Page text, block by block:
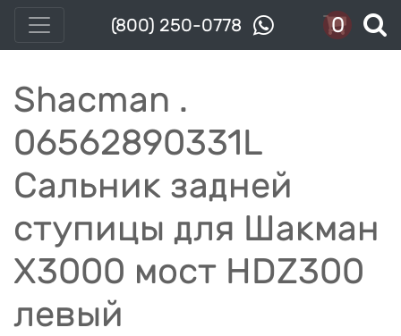
(800) 250-0778 0
Shacman .
06562890331L
Сальник задней
ступицы для Шакман
Х3000 мост HDZ300
левый